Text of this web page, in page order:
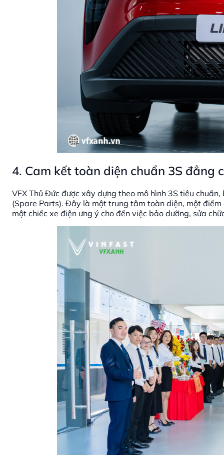
4. Cam kết toàn diện chuẩn 3S đẳng
VFX Thủ Đức được xây dựng theo mô hình 3S tiêu
(Spare Parts). Đây là một trung tâm toàn diện, một
một chiếc xe điện ưng ý cho đến việc bảo dưỡng, sửa